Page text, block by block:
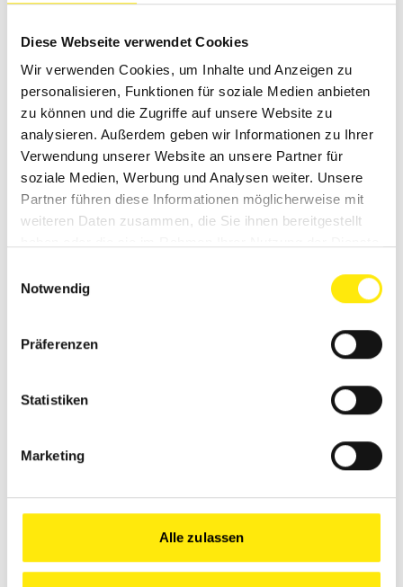
Diese Webseite verwendet Cookies
Wir verwenden Cookies, um Inhalte und Anzeigen zu
personalisieren, Funktionen für soziale Medien anbieten
zu können und die Zugriffe auf unsere Website zu
analysieren. Außerdem geben wir Informationen zu Ihrer
Verwendung unserer Website an unsere Partner für
soziale Medien, Werbung und Analysen weiter. Unsere
Partner führen diese Informationen möglicherweise mit
weiteren Daten zusammen, die Sie ihnen bereitgestellt
Notwendig
Präferenzen
Statistiken
Marketing
Alle zulassen
Neue Technik bringt ständig innovative
Handwerksbereich entwickelt worden sind.
Schulungen helfen dir dabei, auf dem neuesten
Stand zu bleiben und die Vorteile
fortgeschrittener Technologien in vollem Umfang
zu nutzen.
5. Erarbeite dir einen Wettbewerbsvorteil
Wenn du über umfassende Softwarekenntnisse
verfügst und moderne Technologien professionell
beim Umgang mit deiner technischen Ausstattung
kannst du deine Kunden daher zusätzlich
Wettbewerbsvorteil verschafft.
digitale Technologien spielen dabei eine wichtige
Rolle. Damit du in Zukunft nicht den Anschluss
Innovationen setzen, sondern musst auch wissen,
bzw. umsetzen kannst. Durch Schulungen für dich
und deine Mitarbeiter sorgst du dafür, dass dein
Betrieb den Herausforderungen der Zukunft
bestmöglich begegnen kann.